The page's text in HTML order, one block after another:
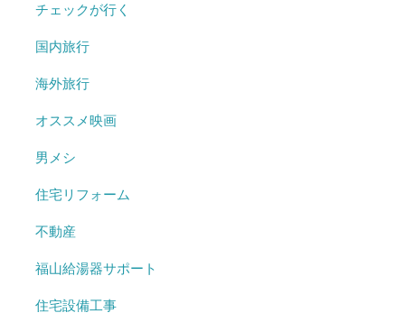
チェックが行く
国内旅行
海外旅行
オススメ映画
男メシ
住宅リフォーム
不動産
福山給湯器サポート
住宅設備工事